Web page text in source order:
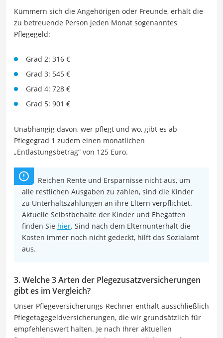
Kümmern sich die Angehörigen oder Freunde, erhält die
zu betreuende Person jeden Monat sogenanntes
Pflegegeld:
Grad 2: 316 €
Grad 3: 545 €
Grad 4: 728 €
Grad 5: 901 €
Unabhängig davon, wer pflegt und wo, gibt es ab
Pflegegrad 1 zudem einen monatlichen
„Entlastungsbetrag“ von 125 Euro.
Reichen Rente und Ersparnisse nicht aus, um
alle restlichen Ausgaben zu zahlen, sind die Kinder
zu Unterhaltszahlungen an ihre Eltern verpflichtet.
Aktuelle Selbstbehalte der Kinder und Ehegatten
finden Sie hier. Sind nach dem Elternunterhalt die
Kosten immer noch nicht gedeckt, hilft das Sozialamt
aus.
3. Welche 3 Arten der Plegezusatzversicherungen
gibt es im Vergleich?
Unser Pflegeversicherungs-Rechner enthält ausschließlich
Pflegetagegeldversicherungen, die wir grundsätzlich für
empfehlenswert halten. Je nach Ihrer aktuellen